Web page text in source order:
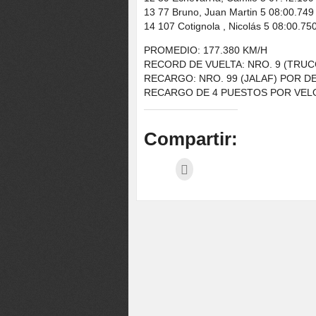
13 77 Bruno, Juan Martin 5
14 107 Cotignola , Nicolás 5
PROMEDIO: 177.380 KM/H
RECORD DE VUELTA: NRO. 9
RECARGO: NRO. 99 (JALAF) POR
RECARGO DE 4 PUESTOS POR
Compartir: